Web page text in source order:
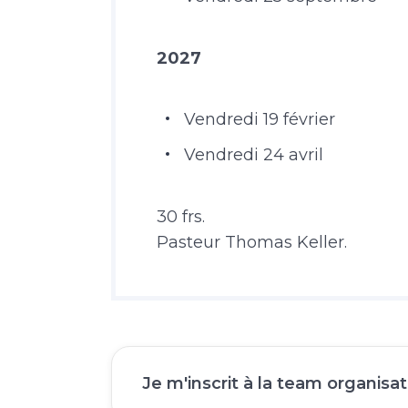
2027
Vendredi 19 février
Vendredi 24 avril
30 frs.
Pasteur Thomas Keller.
Je m'inscrit à la team